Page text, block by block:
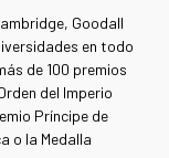
Goodall
en todo
de 100 premios
del Imperio
Príncipe de
o la Medalla